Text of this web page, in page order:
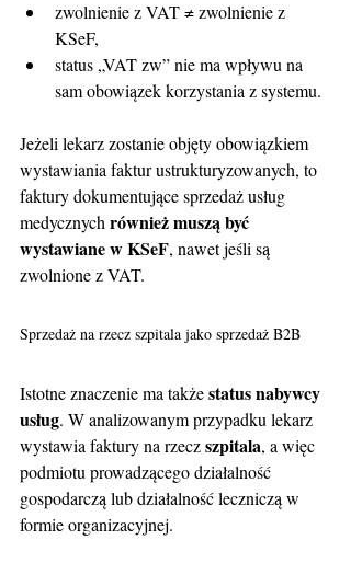
zwolnienie z VAT ≠ zwolnienie z
KSeF,
status „VAT zw” nie ma wpływu na
sam obowiązek korzystania z systemu.
Jeżeli lekarz zostanie objęty obowiązkiem
wystawiania faktur ustrukturyzowanych, to
faktury dokumentujące sprzedaż usług
medycznych również muszą być
wystawiane w KSeF, nawet jeśli są
zwolnione z VAT.
Sprzedaż na rzecz szpitala jako sprzedaż B2B
Istotne znaczenie ma także status nabywcy
usług. W analizowanym przypadku lekarz
wystawia faktury na rzecz szpitala, a więc
podmiotu prowadzącego działalność
gospodarczą lub działalność leczniczą w
formie organizacyjnej.